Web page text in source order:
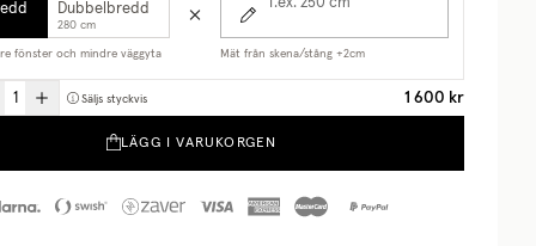
Dubbelbredd
280 cm
fönster och mindre väggyta Mät från skena/stång +2cm
Säljs styckvis 1 600 kr
LÄGG I VARUKORGEN